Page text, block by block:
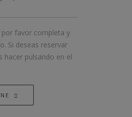
por favor completa y
Si deseas reservar
hacer pulsando en el